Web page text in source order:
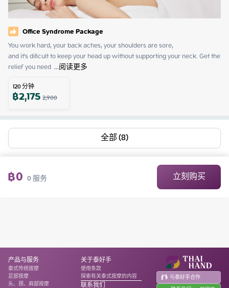
Office Syndrome Package
You work hard, your back aches, your shoulders are sore,
and it's dificult to keep your head up without supporting your neck. Get the
relief you need ...阅读更多
120分钟
฿2,1752,900
全部 (8)
฿0 0服务 立刻购买
产品与服务
泰式传统按摩
足部按摩
头、颈、肩部按摩
关于泰好手
使用条款
探索有关泰式按摩的内容
联系我们
与泰好手合作